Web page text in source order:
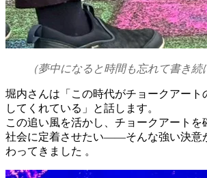
（夢中になると時間も忘れて書き続
堀内さんは「この時代がチョークアート
してくれている」と話します。
この追い風を活かし、チョークアートを
社会に定着させたい——そんな強い決意
わってきました 。